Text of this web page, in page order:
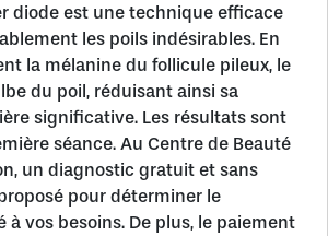
diode est une technique efficace
les poils indésirables. En
la mélanine du follicule pileux, le
du poil, réduisant ainsi sa
significative. Les résultats sont
séance. Au Centre de Beauté
un diagnostic gratuit et sans
pour déterminer le
vos besoins. De plus, le paiement